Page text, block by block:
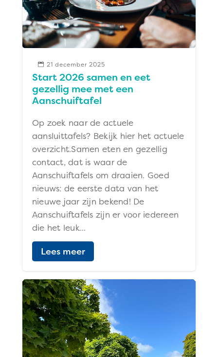
Start 2026 samen en eet
gezellig mee met een
Aanschuiftafel
Op zoek naar de actuele
aansluittafels? Bekijk hier het actuele
overzicht.Samen eten en gezellig
contact, dat is waar de
Aanschuiftafels om draaien. Goed
nieuws: de eerste data van het
nieuwe jaar zijn bekend! De
Aanschuiftafels zijn er voor iedereen
die het leuk...
Lees meer
 21 december 2025